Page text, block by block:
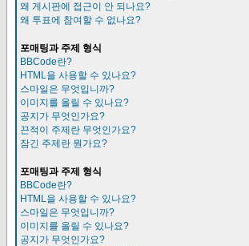
왜 게시판에 접근이 안 되나요?
왜 투표에 참여할 수 없나요?
포매팅과 주제 형식
BBCode란?
HTML을 사용할 수 있나요?
스마일은 무엇입니까?
이미지를 올릴 수 있나요?
공지가 무엇인가요?
끈적이 주제란 무엇인가요?
잠긴 주제란 뭔가요?
포매팅과 주제 형식
BBCode란?
HTML을 사용할 수 있나요?
스마일은 무엇입니까?
이미지를 올릴 수 있나요?
공지가 무엇인가요?